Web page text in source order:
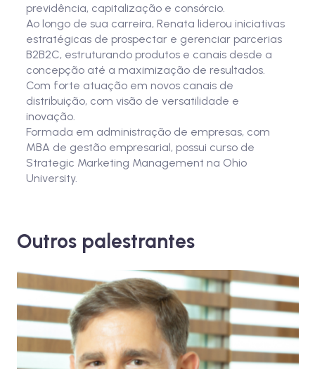
previdência, capitalização e consórcio.
Ao longo de sua carreira, Renata liderou iniciativas
estratégicas de prospectar e gerenciar parcerias
B2B2C, estruturando produtos e canais desde a
concepção até a maximização de resultados.
Com forte atuação em novos canais de
distribuição, com visão de versatilidade e
inovação.
Formada em administração de empresas, com
MBA de gestão empresarial, possui curso de
Strategic Marketing Management na Ohio
University.
Outros palestrantes